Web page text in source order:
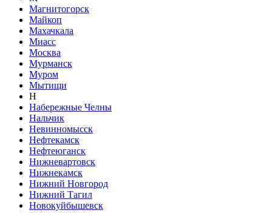
Магнитогорск
Майкоп
Махачкала
Миасс
Москва
Мурманск
Муром
Мытищи
Н
Набережные Челны
Нальчик
Невинномысск
Нефтекамск
Нефтеюганск
Нижневартовск
Нижнекамск
Нижний Новгород
Нижний Тагил
Новокуйбышевск